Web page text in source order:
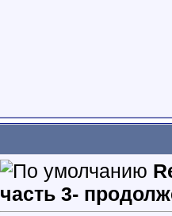
часть 3-